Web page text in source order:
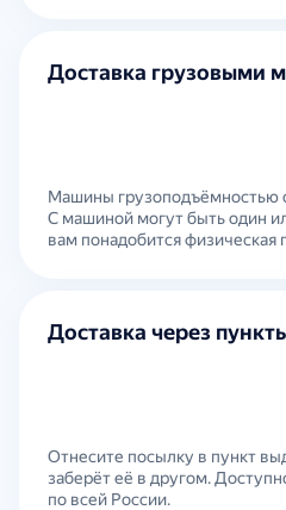
Доставка грузовыми
Машины грузоподъёмностью
С машиной могут быть один
вам понадобится физическая
Доставка через
Отнесите посылку в пункт
заберёт её в другом.
по всей России.